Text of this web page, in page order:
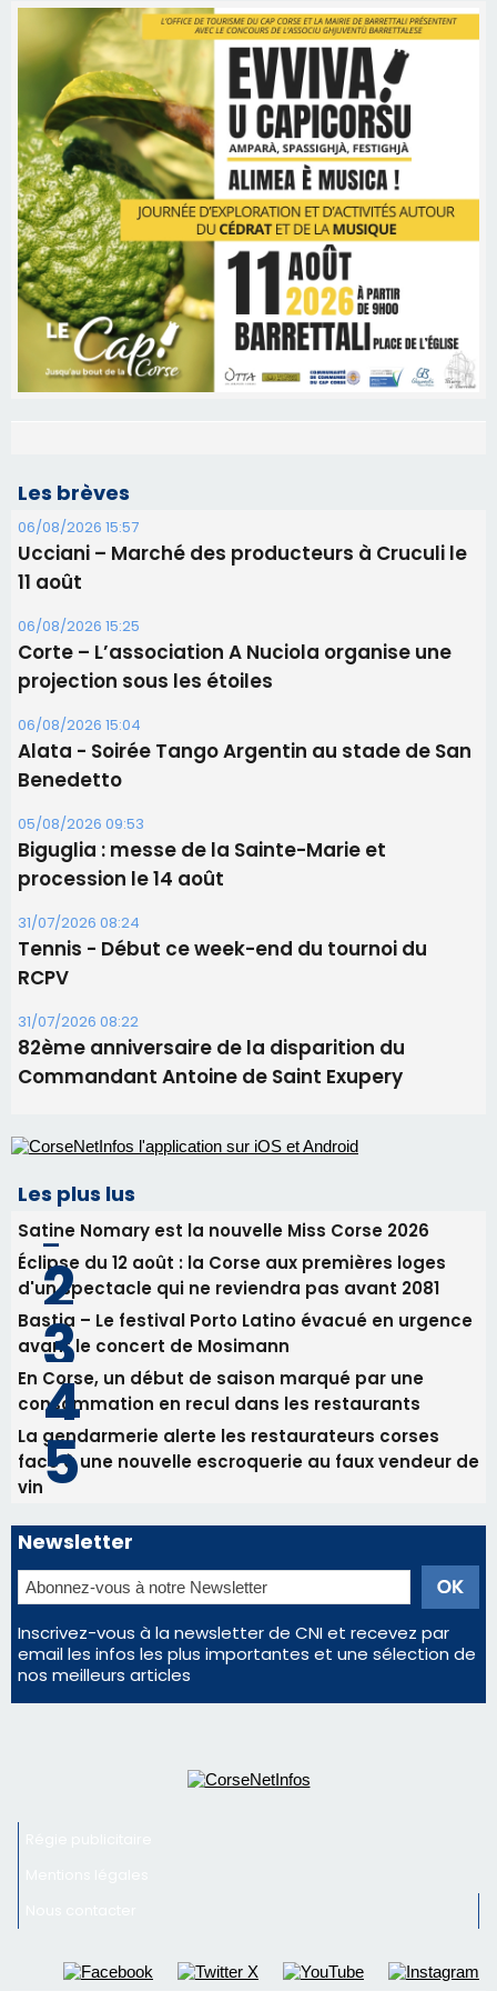
Les brèves
06/08/2026 15:57
Ucciani – Marché des producteurs à Cruculi le
11 août
06/08/2026 15:25
Corte – L’association A Nuciola organise une
projection sous les étoiles
06/08/2026 15:04
Alata - Soirée Tango Argentin au stade de San
Benedetto
05/08/2026 09:53
procession le 14 août
31/07/2026 08:24
Tennis - Début ce week-end du tournoi du
RCPV
31/07/2026 08:22
82ème anniversaire de la disparition du
Commandant Antoine de Saint Exupery
Les plus lus
Satine Nomary est la nouvelle Miss Corse 2026
Éclipse du 12 août : la Corse aux premières loges
d'un spectacle qui ne reviendra pas avant 2081
Bastia – Le festival Porto Latino évacué en urgence
avant le concert de Mosimann
En Corse, un début de saison marqué par une
consommation en recul dans les restaurants
nos meilleurs articles